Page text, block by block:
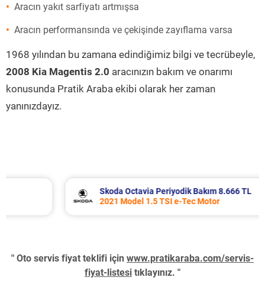
Aracın yakıt sarfiyatı artmışsa
Aracın performansında ve çekişinde zayıflama varsa
1968 yılından bu zamana edindiğimiz bilgi ve tecrübeyle,
2008 Kia Magentis 2.0 aracınızın bakım ve onarımı
konusunda Pratik Araba ekibi olarak her zaman
yanınızdayız.
Skoda Octavia Periyodik Bakım 8.666 TL
2021 Model 1.5 TSI e-Tec Motor
" Oto servis fiyat teklifi için www.pratikaraba.com/servis-
fiyat-listesi tıklayınız. "